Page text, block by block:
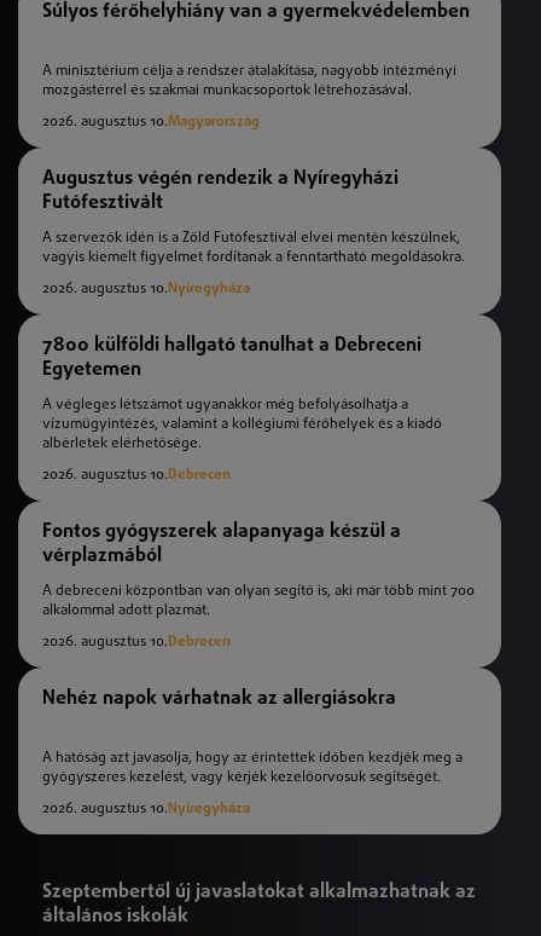
Súlyos férőhelyhiány van a gyermekvédelemben
A minisztérium célja a rendszer átalakítása, nagyobb intézményi
mozgástérrel és szakmai munkacsoportok létrehozásával.
2026. augusztus 10.Magyarország
Augusztus végén rendezik a Nyíregyházi
Futófesztivált
A szervezők idén is a Zöld Futófesztivál elvei mentén készülnek,
vagyis kiemelt figyelmet fordítanak a fenntartható megoldásokra.
2026. augusztus 10. Nyíregyháza
7800 külföldi hallgató tanulhat a Debreceni
Egyetemen
A végleges létszámot ugyanakkor még befolyásolhatja a
vízumügyintézés, valamint a kollégiumi férőhelyek és a kiadó
albérletek elérhetősége.
2026. augusztus 10.Debrecen
Fontos gyógyszerek alapanyaga készül a
vérplazmából
A debreceni központban van olyan segítő is, aki már több mint 700
alkalommal adott plazmát.
2026. augusztus 10.Debrecen
Nehéz napok várhatnak az allergiásokra
A hatóság azt javasolja, hogy az érintettek időben kezdjék meg a
gyógyszeres kezelést, vagy kérjék kezelőorvosuk segítségét.
2026. augusztus 10. Nyíregyháza
Szeptembertől új javaslatokat alkalmazhatnak az
általános iskolák